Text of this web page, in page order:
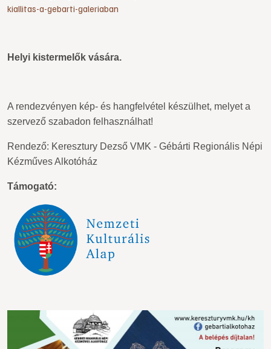
kiallitas-a-gebarti-galeriaban
Helyi kistermelők vására.
A rendezvényen kép- és hangfelvétel készülhet, melyeta
szervező szabadon felhasználhat!
Rendező: Keresztury Dezső VMK - Gébárti Regionális Népi
Kézműves Alkotóház
Támogató: